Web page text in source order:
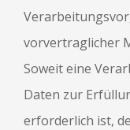
vorvertraglicher
Soweit eine
Daten zur
erforderlich ist,